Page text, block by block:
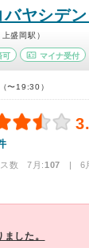
バヤシデ
盛岡駅）
可 マイナ受付
〜19:30）
ス数 7月:107 | 6
した。